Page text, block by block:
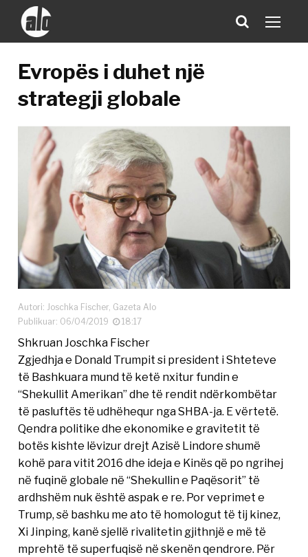
Evropës i duhet një
strategji globale
Autori: Joschka Fischer, Gazeta Alo
Publikuar: 06/04/2019
18:17
Shkruan Joschka Fischer
Zgjedhja e Donald Trumpit si president i Shteteve
të Bashkuara mund të ketë nxitur fundin e
“Shekullit Amerikan” dhe të rendit ndërkombëtar
të pasluftës të udhëhequr nga SHBA-ja. E vërtetë.
Qendra politike dhe ekonomike e gravitetit të
botës kishte lëvizur drejt Azisë Lindore shumë
kohë para vitit 2016 dhe ideja e Kinës që po ngrihej
në fuqinë globale në “Shekullin e Paqësorit” të
ardhshëm nuk është aspak e re. Por veprimet e
Trump, së bashku me ato të homologut të tij kinez,
Xi Jinping, kanë sjellë rivalitetin gjithnjë e më të
mprehtë të superfuqisë në skenën qendrore. Për